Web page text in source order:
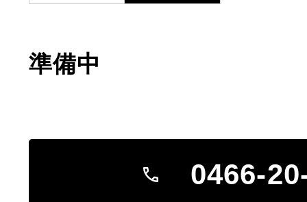
準備中
0466-